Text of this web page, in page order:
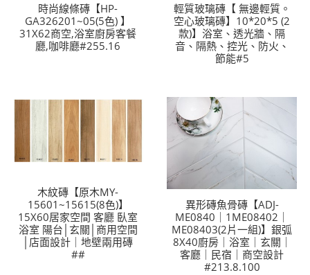
時尚線條磚【HP-
GA326201~05(5色) 】
31X62商空,浴室廚房客餐
廳,咖啡廳#255.16
輕質玻璃磚【 無邊輕質。
空心玻璃磚】10*20*5 (2
款)】浴室、透光牆、隔
音、隔熱、控光、防火、
節能#5
木紋磚【原木MY-
15601~15615(8色)】
15X60居家空間 客廳 臥室
浴室 陽台│玄關│商用空間
│店面設計｜地壁兩用磚
##
異形磚魚骨磚【ADJ-
ME0840｜1ME08402｜
ME08403(2片一組)】銀弧
8X40廚房｜浴室｜玄關｜
客廳｜民宿｜商空設計
#213.8.100